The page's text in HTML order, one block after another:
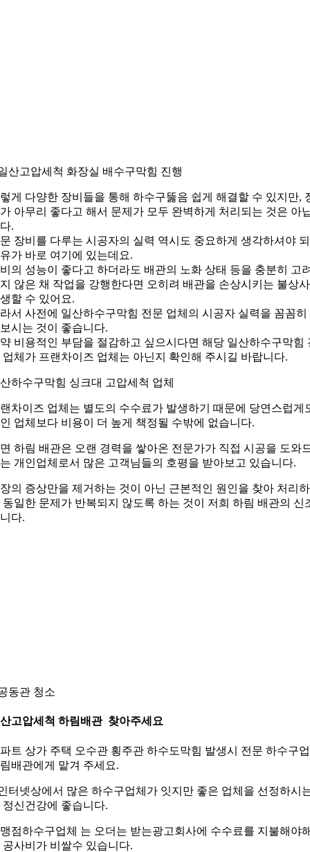
산고압세척 화장실 배수구막힘 진행
게 다양한 장비들을 통해 하수구뚫음 쉽게 해결할 수 있지만,
아무리 좋다고 해서 문제가 모두 완벽하게 처리되는 것은 아
.
장비를 다루는 시공자의 실력 역시도 중요하게 생각하셔야
가 바로 여기에 있는데요.
의 성능이 좋다고 하더라도 배관의 노화 상태 등을 충분히 고
않은 채 작업을 강행한다면 오히려 배관을 손상시키는 불상
할 수 있어요.
서 사전에 일산하수구막힘 전문 업체의 시공자 실력을 꼼꼼히
시는 것이 좋습니다.
비용적인 부담을 절감하고 싶으시다면 해당 일산하수구막힘
업체가 프랜차이즈 업체는 아닌지 확인해 주시길 바랍니다.
하수구막힘 싱크대 고압세척 업체
차이즈 업체는 별도의 수수료가 발생하기 때문에 당연스럽게
업체보다 비용이 더 높게 책정될 수밖에 없습니다.
하림 배관은 오랜 경력을 쌓아온 전문가가 직접 시공을 도와
개인업체로서 많은 고객님들의 호평을 받아보고 있습니다.
의 증상만을 제거하는 것이 아닌 근본적인 원인을 찾아 처리
동일한 문제가 반복되지 않도록 하는 것이 저희 하림 배관의 신
다.
동관 청소
고압세척 하림배관 찾아주세요
트 상가 주택 오수관 횡주관 하수도막힘 발생시 전문 하수구
배관에게 맡겨 주세요.
터넷상에서 많은 하수구업체가 잇지만 좋은 업체을 선정하시
정신건강에 좋습니다.
점하수구업체 는 오더는 받는광고회사에 수수료를 지불해야
공사비가 비쌀수 있습니다.